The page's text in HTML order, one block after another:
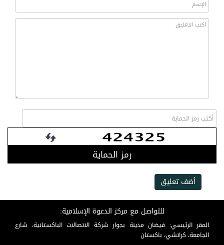
رمز الحماية
أضف تعليق
للتواصل مع مركز الدعوة الإسلامية:
المقر الرئيسي: فيضان مدينة بجوار شركة الاتصالات الباكستانية، شارع
الجامعة، كراتشي، باكستان